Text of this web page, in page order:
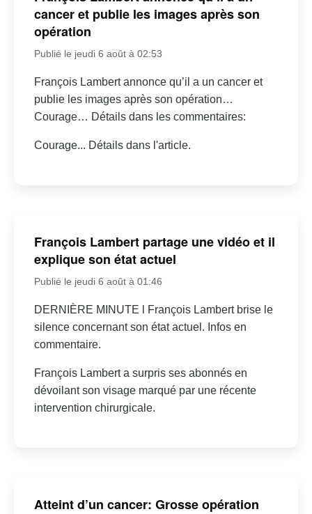
cancer et publie les images après son
opération
Publié le jeudi 6 août à 02:53
François Lambert annonce qu’il a un cancer et
publie les images après son opération…
Courage… Détails dans les commentaires:
Courage... Détails dans l'article.
François Lambert partage une vidéo et il
explique son état actuel
Publié le jeudi 6 août à 01:46
DERNIÈRE MINUTE l François Lambert brise le
silence concernant son état actuel. Infos en
commentaire.
François Lambert a surpris ses abonnés en
dévoilant son visage marqué par une récente
intervention chirurgicale.
Atteint d’un cancer: Grosse opération